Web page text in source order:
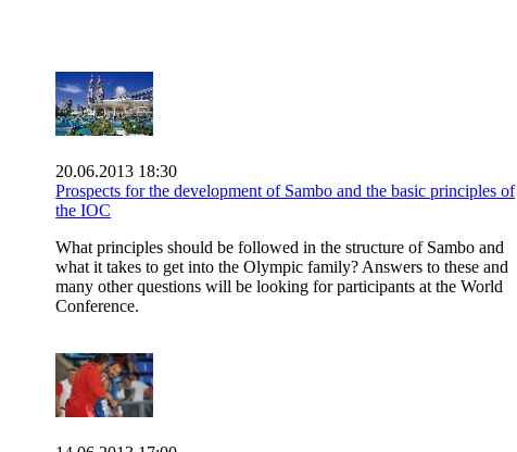
20.06.2013 18:30
Prospects for the development of Sambo and the basic principles of
the IOC
What principles should be followed in the structure of Sambo and
what it takes to get into the Olympic family? Answers to these and
many other questions will be looking for participants at the World
Conference.